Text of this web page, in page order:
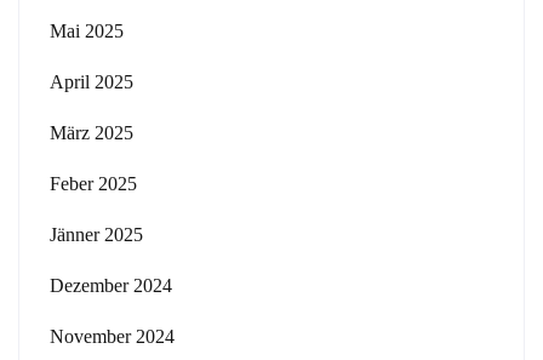
Mai 2025
April 2025
März 2025
Feber 2025
Jänner 2025
Dezember 2024
November 2024